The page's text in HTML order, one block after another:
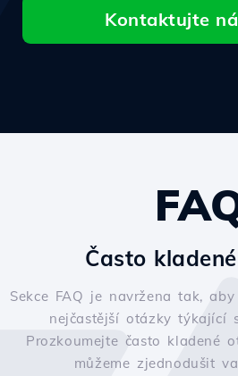
Kontaktujte
Často
Sekce FAQ je navržena tak,
nejčastější otázky týkající
Prozkoumejte často kladené
můžeme zjednodušit